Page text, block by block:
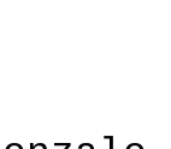
1-